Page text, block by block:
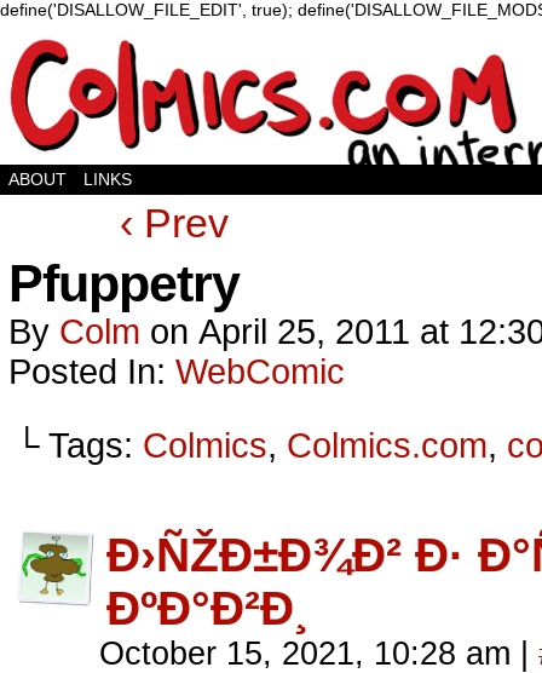
define('DISALLOW_FILE_EDIT', true);
ABOUT LINKS
‹ Prev
Pfuppetry
By Colm on April 25, 2011 at
Posted In: WebComic
└ Tags: Colmics, Colmics.com,
Ð›ÑŽÐ±Ð¾Ð² Ð·
ÐºÐ°Ð²Ð¸
October 15, 2021, 10:28 am